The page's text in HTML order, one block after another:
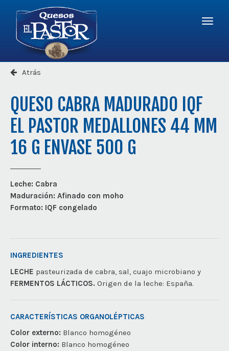
Pastor
Menú
Atrás
QUESO CABRA MADURADO IQF
EL PASTOR MEDALLONES 44 MM
16 G ENVASE 500 G
Leche: Cabra
Maduración: Afinado con moho
Formato: IQF congelado
INGREDIENTES
LECHE pasteurizada de cabra, sal, cuajo microbiano y
FERMENTOS LÁCTICOS. Origen de la leche: España.
CARACTERÍSTICAS ORGANOLÉPTICAS
Color externo: Blanco homogéneo
Color interno: Blanco homogéneo